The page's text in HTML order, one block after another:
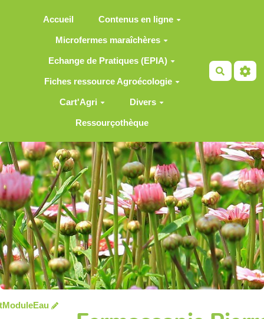
Accueil Contenus en ligne
Microfermes maraîchères
Echange de Pratiques (EPIA)
Fiches ressource Agroécologie
Cart'Agri Divers
Ressourçothèque